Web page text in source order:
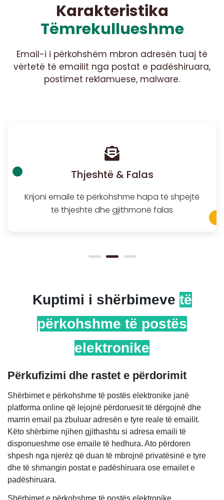
Karakteristika
Tëmrekullueshme
Email-i i përkohshëm mbron adresën tuaj të
vërtetë të emailit nga postat e padëshiruara,
postimet reklamuese, malware.
Thjeshtë & Falas
Krijoni emaile të përkohshme hapa të shpejtë
të thjeshtë dhe gjithmonë falas
Kuptimi i shërbimeve të
përkohshme të postës
elektronike
Përkufizimi dhe rastet e përdorimit
Shërbimet e përkohshme të postës elektronike janë
platforma online që lejojnë përdoruesit të dërgojnë dhe
marrin email pa zbuluar adresën e tyre reale të emailit.
Këto shërbime njihen gjithashtu si adresa emaili të
disponueshme ose emaile të hedhura. Ato përdoren
shpesh nga njerëz që duan të mbrojnë privatësinë e tyre
dhe të shmangin postat e padëshiruara ose emailet e
padëshiruara.
Shërbimet e përkohshme të postës elektronike